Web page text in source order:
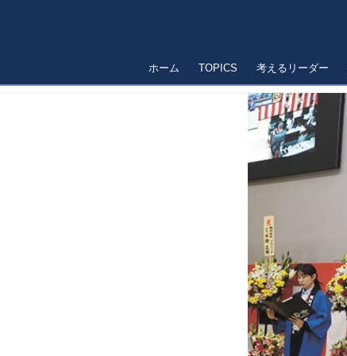
ホーム TOPICS 考えるリーダー